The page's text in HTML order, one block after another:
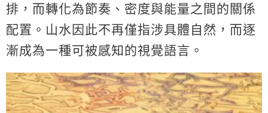
排，而轉化為節奏、密度與能量之間的關係
配置。山水因此不再僅指涉具體自然，而逐
漸成為一種可被感知的視覺語言。